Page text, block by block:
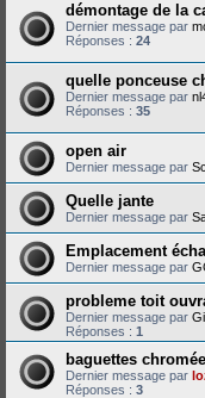
démontage de la
Dernier message par
Réponses : 24
quelle ponceuse
Dernier message par
Réponses : 35
open air
Dernier message par
Quelle jante
Dernier message par
Emplacement
Dernier message par
probleme toit
Dernier message par
Réponses : 1
baguettes
Dernier message par
Réponses : 3